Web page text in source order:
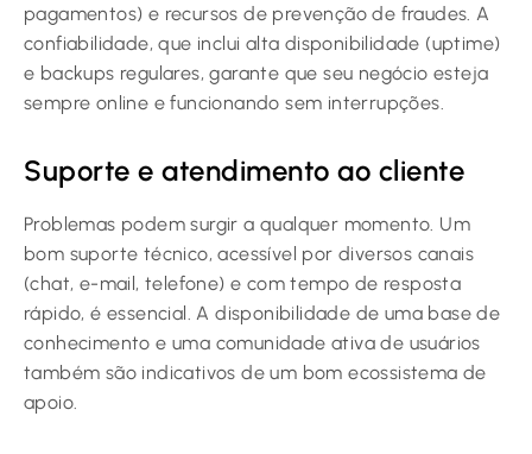
pagamentos) e recursos de prevenção de fraudes. A
confiabilidade, que inclui alta disponibilidade (uptime)
e backups regulares, garante que seu negócio esteja
sempre online e funcionando sem interrupções.
Suporte e atendimento ao cliente
Problemas podem surgir a qualquer momento. Um
bom suporte técnico, acessível por diversos canais
(chat, e-mail, telefone) e com tempo de resposta
rápido, é essencial. A disponibilidade de uma base de
conhecimento e uma comunidade ativa de usuários
também são indicativos de um bom ecossistema de
apoio.